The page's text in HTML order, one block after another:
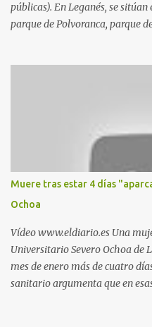
públicas). En Leganés, se
parque de Polvoranca, parque
estadio municipal de
Nueva. Otro lugar: Escombrera
Móstoles También en el
la Policía Local de Leganés de
cementerio de Butarque". Más
Muere tras estar 4 días
Ochoa
Vídeo www.eldiario.es Una
Universitario Severo Ochoa de
mes de enero más de cuatro
sanitario argumenta que en